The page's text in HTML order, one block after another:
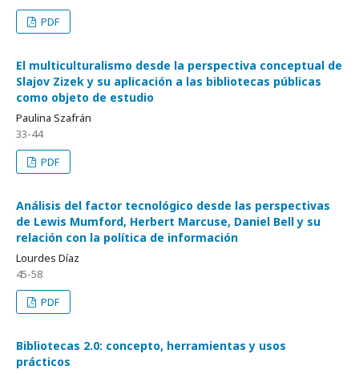
PDF
El multiculturalismo desde la perspectiva conceptual de
Slajov Zizek y su aplicación a las bibliotecas públicas
como objeto de estudio
Paulina Szafrán
33-44
PDF
Análisis del factor tecnológico desde las perspectivas
de Lewis Mumford, Herbert Marcuse, Daniel Bell y su
relación con la política de información
Lourdes Díaz
45-58
PDF
Bibliotecas 2.0: concepto, herramientas y usos
prácticos